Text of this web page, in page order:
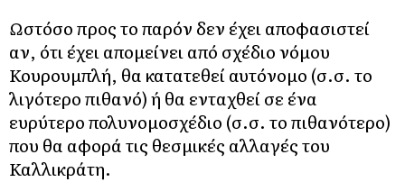
Ωστόσο προς το παρόν δεν έχει αποφασιστεί
αν, ότι έχει απομείνει από σχέδιο νόμου
Κουρουμπλή, θα κατατεθεί αυτόνομο (σ.σ. το
λιγότερο πιθανό) ή θα ενταχθεί σε ένα
ευρύτερο πολυνομοσχέδιο (σ.σ. το πιθανότερο)
που θα αφορά τις θεσμικές αλλαγές του
Καλλικράτη.